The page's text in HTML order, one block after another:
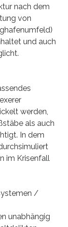
nach dem
von
und auch
werden,
als auch
In dem
im Krisenfall
/
unabhängig